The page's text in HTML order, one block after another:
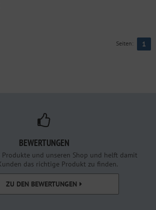
Seiten: 1
BEWERTUNGEN
Produkte und unseren Shop und helft damit
das richtige Produkt zu finden.
ZU DEN BEWERTUNGEN